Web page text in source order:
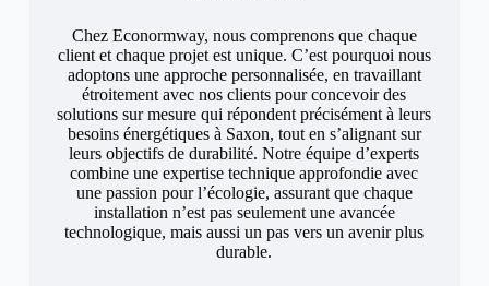
Chez Econormway, nous comprenons que chaque
client et chaque projet est unique. C’est pourquoi nous
adoptons une approche personnalisée, en travaillant
étroitement avec nos clients pour concevoir des
solutions sur mesure qui répondent précisément à leurs
besoins énergétiques à Saxon, tout en s’alignant sur
leurs objectifs de durabilité. Notre équipe d’experts
combine une expertise technique approfondie avec
une passion pour l’écologie, assurant que chaque
installation n’est pas seulement une avancée
technologique, mais aussi un pas vers un avenir plus
durable.